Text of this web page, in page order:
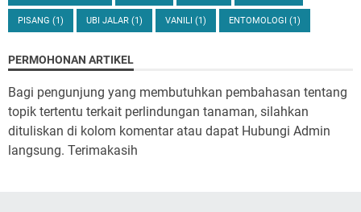
PISANG (1) UBI JALAR (1) VANILI (1) ENTOMOLOGI (1)
PERMOHONAN ARTIKEL
Bagi pengunjung yang membutuhkan pembahasan tentang
topik tertentu terkait perlindungan tanaman, silahkan
dituliskan di kolom komentar atau dapat Hubungi Admin
langsung. Terimakasih